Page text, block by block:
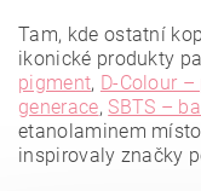
Vložením
osobních údajů.
Tam, kde ostatní
ikonické produkty
pigment, D-Colour
generace, SBTS –
etanolaminem
inspirovaly značky